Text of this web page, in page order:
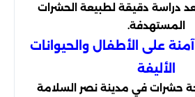
دراسة دقيقة لطبيعة الحشرات
المستهدفة.
على الأطفال والحيوانات
الأليفة
حشرات في مدينة نصر السلامة